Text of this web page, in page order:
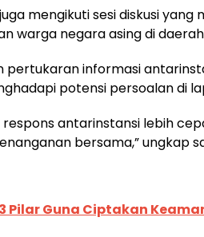
mengikuti sesi diskusi yang
warga negara asing di
pertukaran informasi
potensi persoalan di
antarinstansi lebih
bersama,” ungkap
Pilar Guna Ciptakan